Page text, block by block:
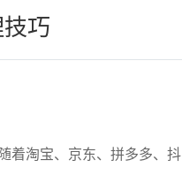
巧
着淘宝、京东、拼多多、抖